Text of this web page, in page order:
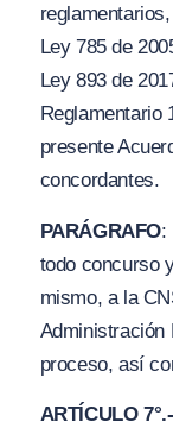
Ley 785 de
Ley 893 de
Reglamentario
presente
concordantes.
PARÁGRAFO:
todo concurso
mismo, a la
Administración
proceso, así
ARTÍCULO